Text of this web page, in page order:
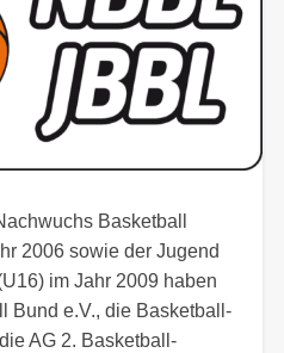
Basketball
2006 sowie der Jugend
im Jahr 2009 haben
Bund e.V., die Basketball-
AG 2. Basketball-